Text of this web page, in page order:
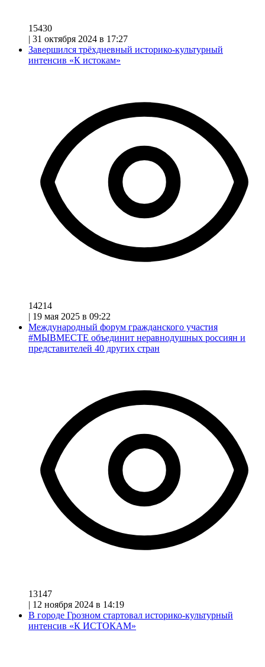
15430
| 31 октября 2024 в 17:27
Завершился трёхдневный историко-культурный
интенсив «К истокам»
14214
| 19 мая 2025 в 09:22
Международный форум гражданского участия
#МЫВМЕСТЕ объединит неравнодушных россиян и
представителей 40 других стран
13147
| 12 ноября 2024 в 14:19
В городе Грозном стартовал историко-культурный
интенсив «К ИСТОКАМ»